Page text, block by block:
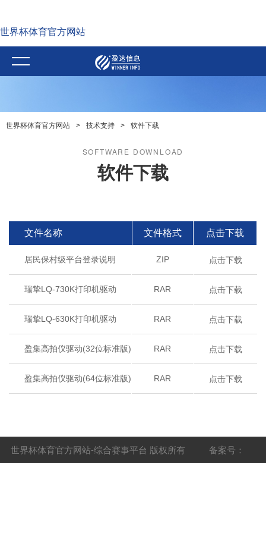
世界杯体育官方网站
世界杯体育官方网站 > 技术支持 > 软件下载
SOFTWARE DOWNLOAD
软件下载
文件名称 文件格式 点击下载
居民保村级平台登录说明 ZIP 点击下载
瑞挚LQ-730K打印机驱动 RAR 点击下载
瑞挚LQ-630K打印机驱动 RAR 点击下载
盈集高拍仪驱动(32位标准版) RAR 点击下载
盈集高拍仪驱动(64位标准版) RAR 点击下载
世界杯体育官方网站-综合赛事平台 版权所有 备案号：